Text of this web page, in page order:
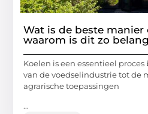
Wat is de beste manier
waarom is dit zo
Koelen is een essentieel
van de voedselindustrie tot de
agrarische toepassingen
...